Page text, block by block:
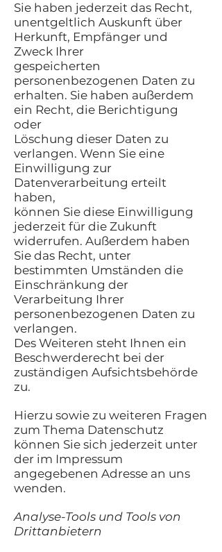
Sie haben jederzeit das Recht,
unentgeltlich Auskunft über
Herkunft, Empfänger und
Zweck Ihrer
gespeicherten
personenbezogenen Daten zu
erhalten. Sie haben außerdem
ein Recht, die Berichtigung
oder
Löschung dieser Daten zu
verlangen. Wenn Sie eine
Einwilligung zur
Datenverarbeitung erteilt
haben,
können Sie diese Einwilligung
jederzeit für die Zukunft
widerrufen. Außerdem haben
Sie das Recht, unter
bestimmten Umständen die
Einschränkung der
Verarbeitung Ihrer
personenbezogenen Daten zu
verlangen.
Des Weiteren steht Ihnen ein
Beschwerderecht bei der
zuständigen Aufsichtsbehörde
zu.
Hierzu sowie zu weiteren Fragen
zum Thema Datenschutz
können Sie sich jederzeit unter
der im Impressum
angegebenen Adresse an uns
wenden.
Analyse-Tools und Tools von
Drittanbietern